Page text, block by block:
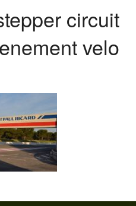
circuit
velo